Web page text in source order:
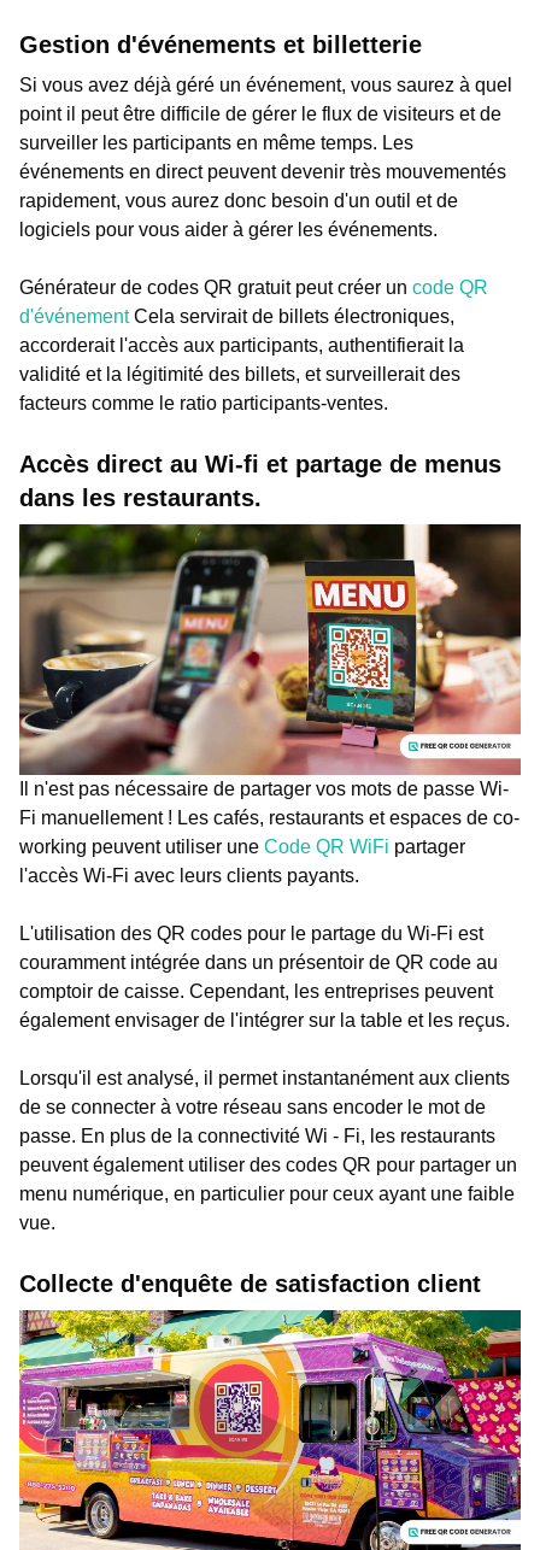
Gestion d'événements et billetterie
Si vous avez déjà géré un événement, vous saurez à quel
point il peut être difficile de gérer le flux de visiteurs et de
surveiller les participants en même temps. Les
événements en direct peuvent devenir très mouvementés
rapidement, vous aurez donc besoin d'un outil et de
logiciels pour vous aider à gérer les événements.
Générateur de codes QR gratuit peut créer un code QR
d'événementCela servirait de billets électroniques,
accorderait l'accès aux participants, authentifierait la
validité et la légitimité des billets, et surveillerait des
facteurs comme le ratio participants-ventes.
Accès direct au Wi-fi et partage de menus
dans les restaurants.
Il n'est pas nécessaire de partager vos mots de passe Wi-
Fi manuellement ! Les cafés, restaurants et espaces de co-
working peuvent utiliser une Code QR WiFi partager
l'accès Wi-Fi avec leurs clients payants.
L'utilisation des QR codes pour le partage du Wi-Fi est
couramment intégrée dans un présentoir de QR code au
comptoir de caisse. Cependant, les entreprises peuvent
également envisager de l'intégrer sur la table et les reçus.
Lorsqu'il est analysé, il permet instantanément aux clients
de se connecter à votre réseau sans encoder le mot de
passe. En plus de la connectivité Wi - Fi, les restaurants
peuvent également utiliser des codes QR pour partager un
menu numérique, en particulier pour ceux ayant une faible
vue.
Collecte d'enquête de satisfaction client